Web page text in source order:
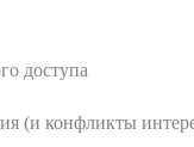
доступа
(и конфликты